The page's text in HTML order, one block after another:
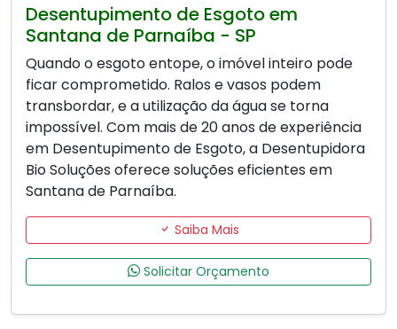
Desentupimento de Esgoto em
Santana de Parnaíba - SP
Quando o esgoto entope, o imóvel inteiro pode
ficar comprometido. Ralos e vasos podem
transbordar, e a utilização da água se torna
impossível. Com mais de 20 anos de experiência
em Desentupimento de Esgoto, a Desentupidora
Bio Soluções oferece soluções eficientes em
Santana de Parnaíba.
Saiba Mais
Solicitar Orçamento